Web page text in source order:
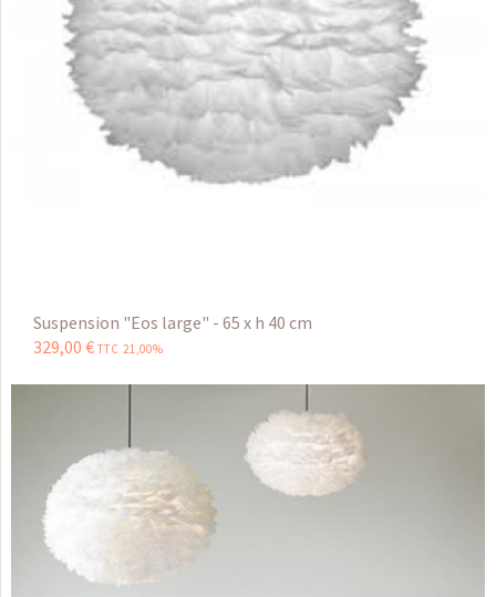
Suspension "Eos large" - 65 x h 40 cm
329,00 € TTC 21,00%